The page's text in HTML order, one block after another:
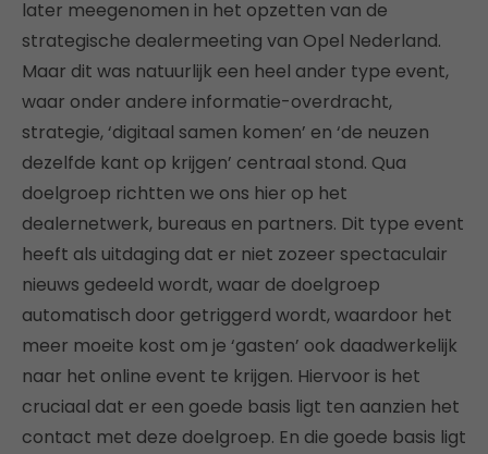
later meegenomen in het opzetten van de
strategische dealermeeting van Opel Nederland.
Maar dit was natuurlijk een heel ander type event,
waar onder andere informatie-overdracht,
strategie, ‘digitaal samen komen’ en ‘de neuzen
dezelfde kant op krijgen’ centraal stond. Qua
doelgroep richtten we ons hier op het
dealernetwerk, bureaus en partners. Dit type event
heeft als uitdaging dat er niet zozeer spectaculair
nieuws gedeeld wordt, waar de doelgroep
automatisch door getriggerd wordt, waardoor het
meer moeite kost om je ‘gasten’ ook daadwerkelijk
naar het online event te krijgen. Hiervoor is het
cruciaal dat er een goede basis ligt ten aanzien het
contact met deze doelgroep. En die goede basis ligt